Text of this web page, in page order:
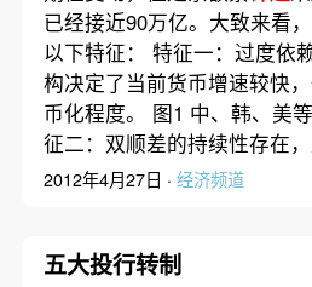
已经接近90万亿。大致来看
以下特征： 特征一：过度依
构决定了当前货币增速较快
币化程度。 图1 中、韩、美
征二：双顺差的持续性存在
2012年4月27日 · 经济频道
五大投行转制